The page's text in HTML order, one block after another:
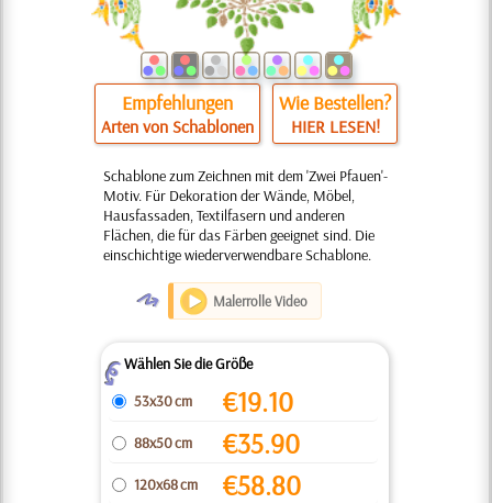
Empfehlungen
Arten von Schablonen
Wie Bestellen?
HIER LESEN!
Schablone zum Zeichnen mit dem 'Zwei Pfauen'-
Motiv. Für Dekoration der Wände, Möbel,
Hausfassaden, Textilfasern und anderen
Flächen, die für das Färben geeignet sind. Die
einschichtige wiederverwendbare Schablone.
O Malerrolle Video
ZWählen Sie die Größe
53x30 cm
€19.10
88x50 cm €35.90
120x68 cm €58.80